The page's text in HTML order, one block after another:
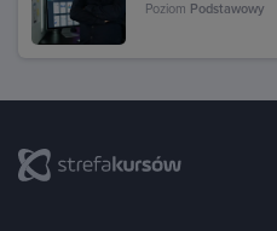
Poziom Podstawowy